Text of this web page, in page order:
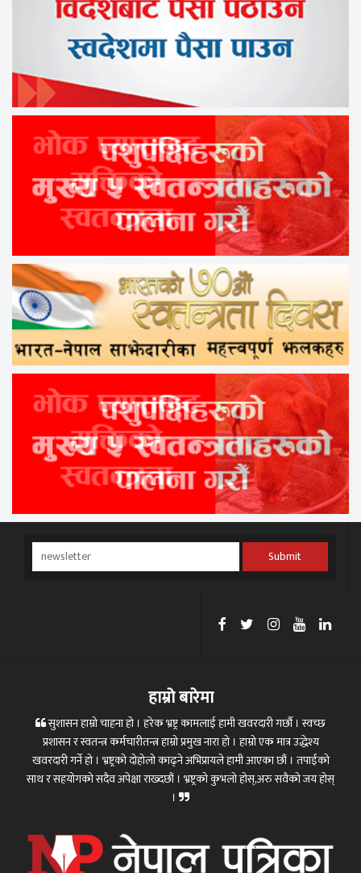
Submit
हाम्रो बारेमा
सुशासन हाम्रो चाहना हो । हरेक भ्रष्ट्र कामलाई हामी खवरदारी गर्छौ । स्वच्छ
प्रशासन र स्वतन्त्र कर्मचारीतन्त्र हाम्रो प्रमुख नारा हो । हाम्रो एक मात्र उद्धेश्य
खवरदारी गर्ने हो । भ्रष्ट्रको दोहोलो काढ्ने अभिप्रायले हामी आएका छौं । तपाईको
साथ र सहयोगको सदैव अपेक्षा राख्दछौं । भ्रष्ट्रको कुभलो होस्,अरु सवैको जय होस्
।